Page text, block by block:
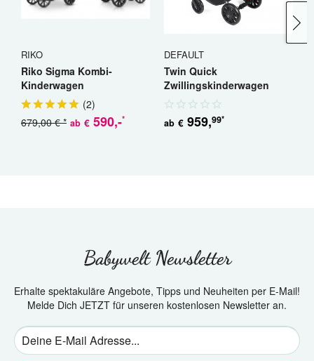
RIKO
Riko Sigma Kombi-
Kinderwagen
(2)
ab € 590,-*
679,00 € *
DEFAULT
Twin Quick
Zwillingskinderwagen
Geschwisterwagen
ab € 959,99*
Babywelt Newsletter
Erhalte spektakuläre Angebote, Tipps und Neuheiten per E-Mail!
Melde Dich JETZT für unseren kostenlosen Newsletter an.